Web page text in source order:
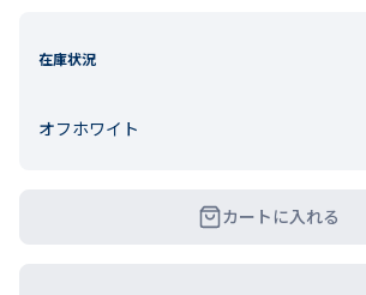
在庫状況
オフホワイト
カートに入れる